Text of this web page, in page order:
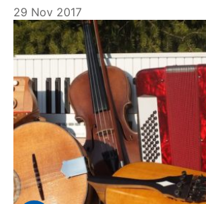
29 Nov 2017